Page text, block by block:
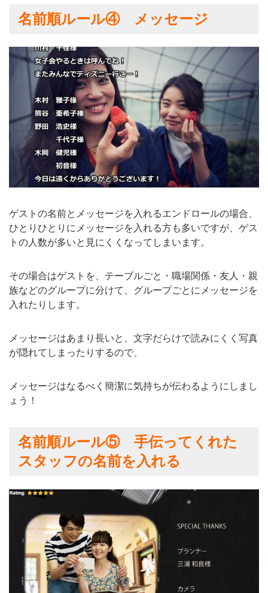
名前順ルール④ メッセージ
ゲストの名前とメッセージを入れるエンドロールの場合、
ひとりひとりにメッセージを入れる方も多いですが、ゲス
トの人数が多いと見にくくなってしまいます。
その場合はゲストを、テーブルごと・職場関係・友人・親
族などのグループに分けて、グループごとにメッセージを
入れたりします。
メッセージはあまり長いと、文字だらけで読みにくく写真
が隠れてしまったりするので、
メッセージはなるべく簡潔に気持ちが伝わるようにしまし
ょう！
名前順ルール⑤ 手伝ってくれた
スタッフの名前を入れる